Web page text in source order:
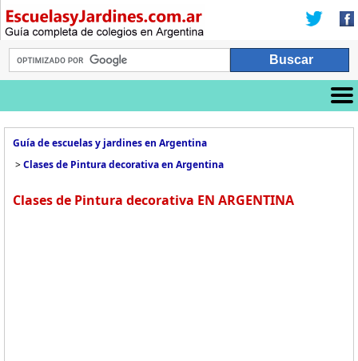
Guía de escuelas y jardines en Argentina
>Clases de Pintura decorativa en Argentina
Clases de Pintura decorativa EN ARGENTINA